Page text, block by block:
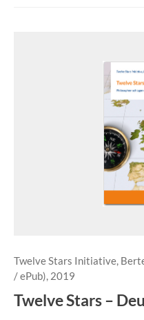
Twelve Stars Initiative,
/ ePub), 2019
Twelve Stars –